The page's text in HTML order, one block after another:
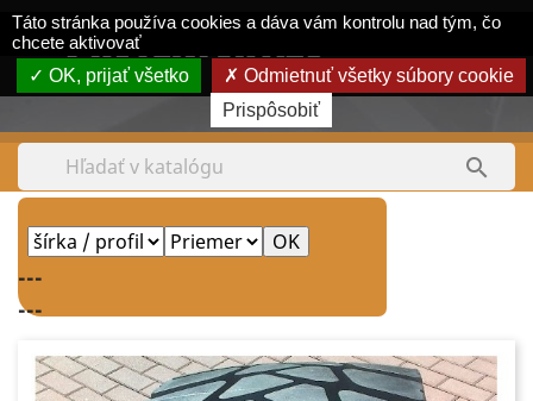
 shopping_cart

Tel.:0903 380 550

---
---
Panel riadenia súborov cookie
Táto stránka používa cookies a dáva vám kontrolu nad tým, čo
chcete aktivovať
OK, prijať všetko
Odmietnuť všetky súbory cookie
Prispôsobiť